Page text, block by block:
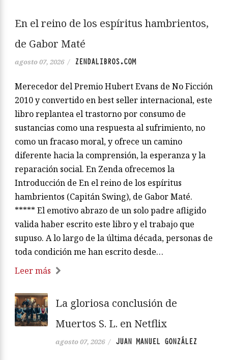
En el reino de los espíritus hambrientos,
de Gabor Maté
agosto 07, 2026 / ZENDALIBROS.COM
Merecedor del Premio Hubert Evans de No Ficción
2010 y convertido en best seller internacional, este
libro replantea el trastorno por consumo de
sustancias como una respuesta al sufrimiento, no
como un fracaso moral, y ofrece un camino
diferente hacia la comprensión, la esperanza y la
reparación social. En Zenda ofrecemos la
Introducción de En el reino de los espíritus
hambrientos (Capitán Swing), de Gabor Maté.
***** El emotivo abrazo de un solo padre afligido
valida haber escrito este libro y el trabajo que
supuso. A lo largo de la última década, personas de
toda condición me han escrito desde…
Leer más
La gloriosa conclusión de
Muertos S. L. en Netflix
agosto 07, 2026 / JUAN MANUEL GONZÁLEZ